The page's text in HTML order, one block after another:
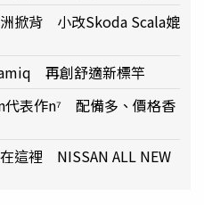
掀背 小改Skoda Scala媲
再創舒適新標竿
代表作n⁷ 配備多、價格香
這裡 NISSAN ALL NEW